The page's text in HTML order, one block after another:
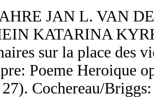
JAN L. VAN
KATARINA
sur la place des
Poeme Heroique
27). Cochereau/